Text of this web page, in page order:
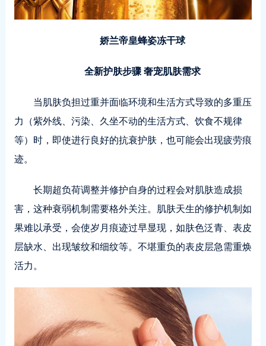
娇兰帝皇蜂姿冻干球
全新护肤步骤 奢宠肌肤需求
当肌肤负担过重并面临环境和生活方式导致的多重压
力（紫外线、污染、久坐不动的生活方式、饮食不规律
等）时，即使进行良好的抗衰护肤，也可能会出现疲劳痕
迹。
长期超负荷调整并修护自身的过程会对肌肤造成损
害，这种衰弱机制需要格外关注。肌肤天生的修护机制如
果难以承受，会使岁月痕迹过早显现，如肤色泛青、表皮
层缺水、出现皱纹和细纹等。不堪重负的表皮层急需重焕
活力。